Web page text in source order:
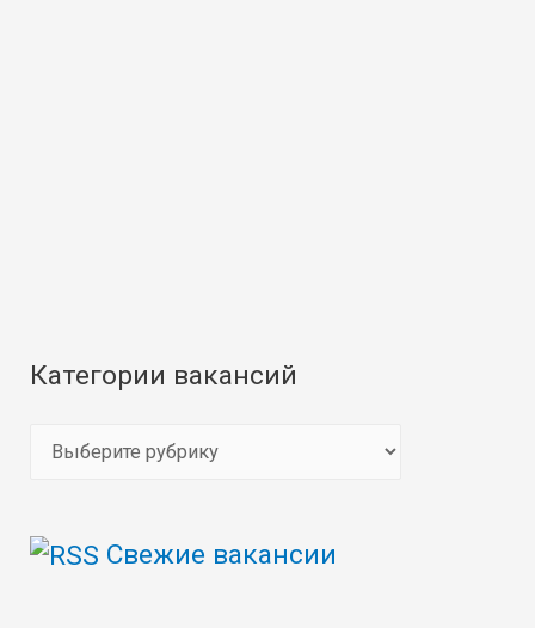
Категории вакансий
е
Свежие вакансии